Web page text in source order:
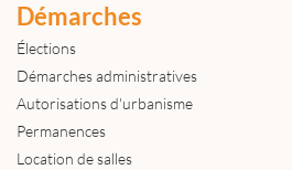
Démarches
Élections
Démarches administratives
Autorisations d'urbanisme
Permanences
Location de salles